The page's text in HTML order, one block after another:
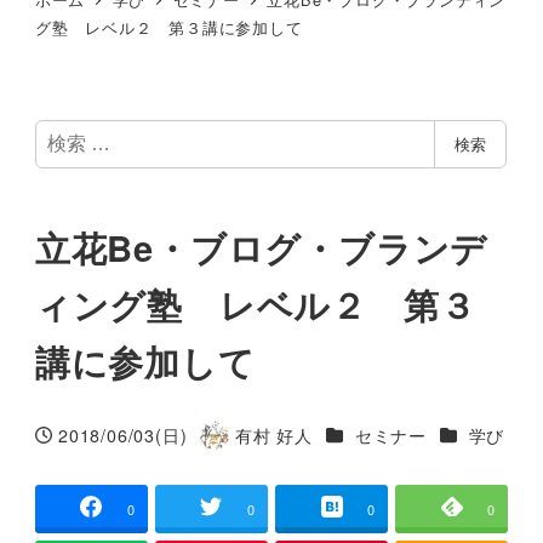
グ塾 レベル２ 第３講に参加して
検
索
検索
立花Be・ブログ・ブランデ
ィング塾 レベル２ 第３
講に参加して
投稿日
2018/06/03(日)
著
有村 好人 カテゴリー
セミナー カテゴリー
学び
0 0 0 0